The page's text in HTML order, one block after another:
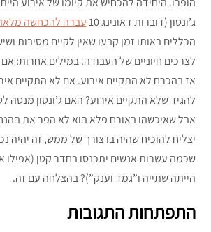
ג’ונסון (דוברות דאונינג 10
עברה להכחשה
הכללים באותו זמן קבעו שאין לקיים מסיבות
לצרכים חיוניים של העבודה. במילים אחרות:
אז בהכרח לא התקיים אירוע. אם לא התקיים
להגיד שלא התקיים אירוע? האם ג’ונסון מנסה
אבל שאיכשהו באורח פלא הוא לא הפר את
יצליח להוכיח שהיה בו צורך של ממש, זה יהיה
שכמה עשרות אנשים יתכנסו בחדר קטן (אפילו
הייתה שתייה ו”גמד וענק”)? בהצלחה עם זה.
התפתחות התגובות